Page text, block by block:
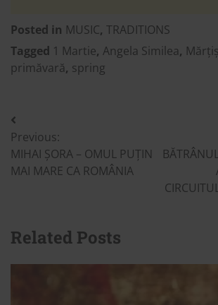
Posted in MUSIC, TRADITIONS
Tagged 1 Martie, Angela Similea,
primăvară, spring
Post
navigation
Previous:
MIHAI ȘORA – OMUL PUȚIN
MAI MARE CA ROMÂNIA
Related Posts